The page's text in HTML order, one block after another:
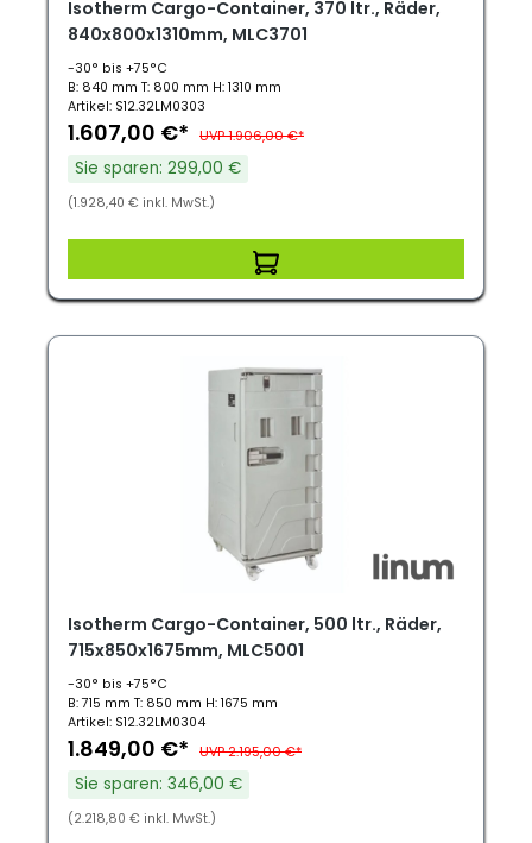
Isotherm Cargo-Container, 370 ltr., Räder,
840x800x1310mm, MLC3701
-30° bis +75°C
B: 840 mm T: 800 mm H: 1310 mm
Artikel: S12.32LM0303
1.607,00 €* UVP 1.906,00 €*
Sie sparen: 299,00 €
(1.928,40 € inkl. MwSt.)
Isotherm Cargo-Container, 500 ltr., Räder,
715x850x1675mm, MLC5001
-30° bis +75°C
B: 715 mm T: 850 mm H: 1675 mm
Artikel: S12.32LM0304
1.849,00 €* UVP 2.195,00 €*
Sie sparen: 346,00 €
(2.218,80 € inkl. MwSt.)